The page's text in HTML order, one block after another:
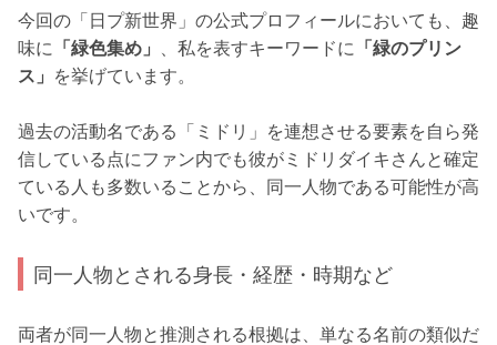
今回の「日プ新世界」の公式プロフィールにおいても、趣
味に
「緑色集め」 、私を表すキーワードに
「緑のプリン
ス」
を挙げています。
過去の活動名である「ミドリ」を連想させる要素を自ら発
信している点にファン内でも彼がミドリダイキさんと確定
ている人も多数いることから、同一人物である可能性が高
いです。
同一人物とされる身長・経歴・時期など
両者が同一人物と推測される根拠は、単なる名前の類似だ